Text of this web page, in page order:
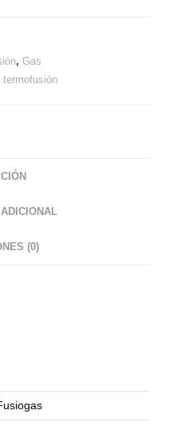
,Gas
termofusión
ADICIONAL
(0)